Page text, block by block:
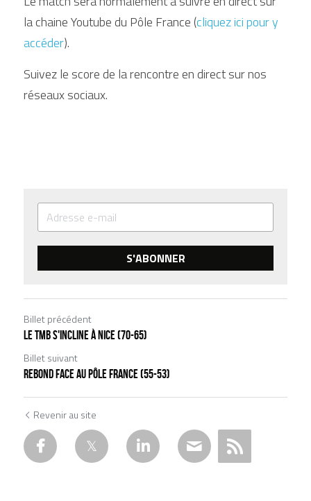
la chaine Youtube du Pôle France (cliquez ici pour y
accéder).
Suivez le score de la rencontre en direct sur nos
réseaux sociaux.
S'ABONNER
Billet précédent
Le TMB s'incline à Nice (70-65)
Billet suivant
Rebond face au Pôle France (55-53)
Revenir au site